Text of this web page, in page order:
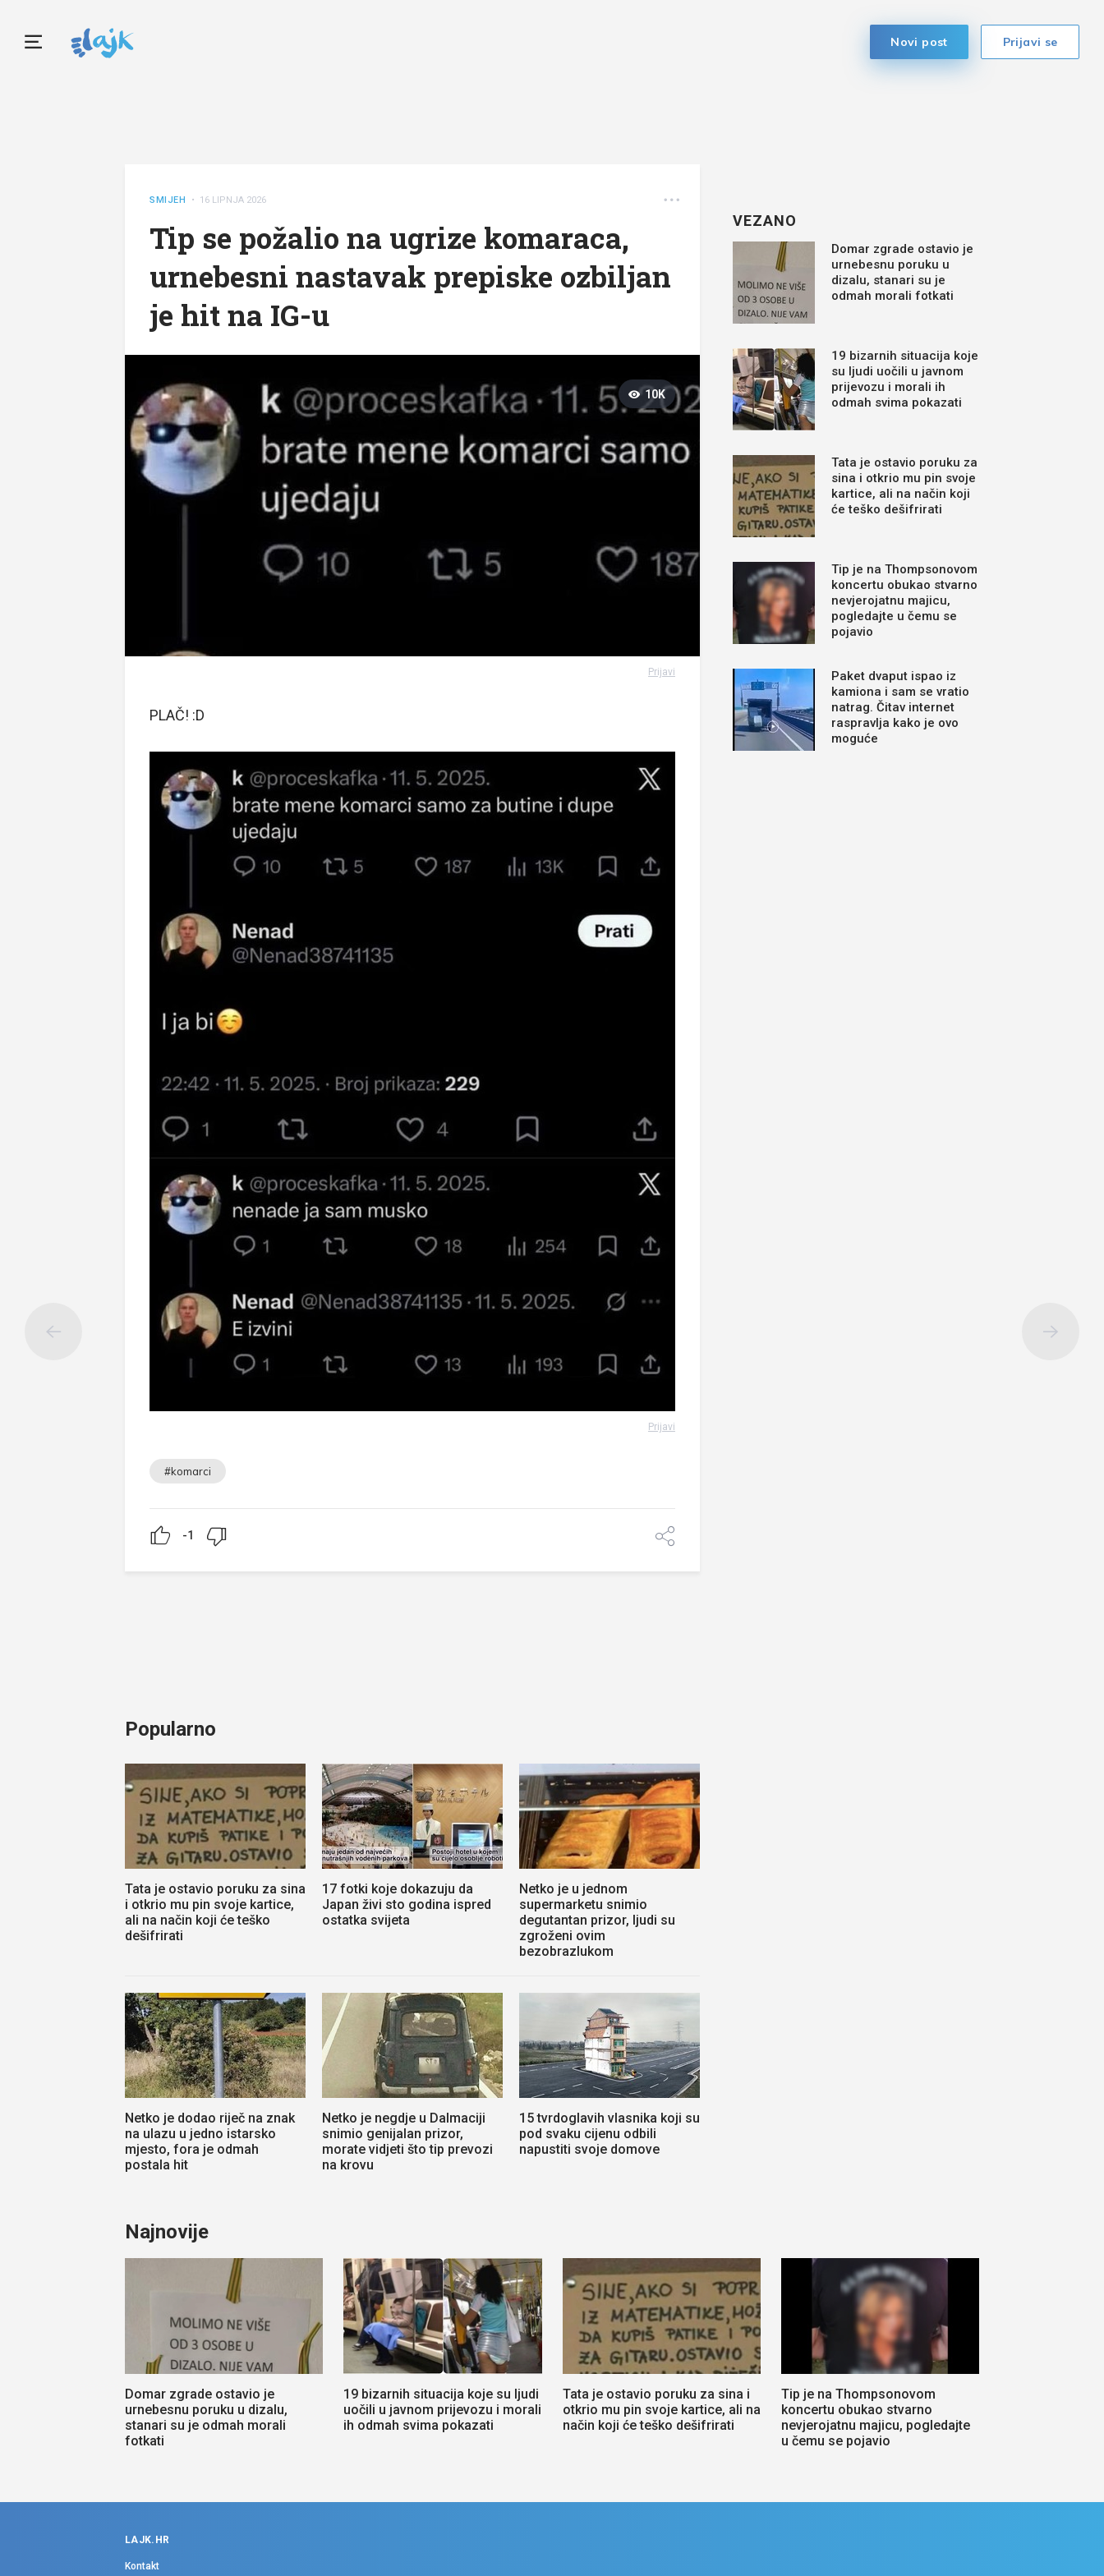
Prijavi se
Novi post
SMIJEH • 16 LIPNJA 2026
Tip se požalio na ugrize komaraca,
urnebesni nastavak prepiske ozbiljan
je hit na IG-u
10K
Prijavi
PLAČ! :D
Prijavi
#komarci
-1
VEZANO
Domar zgrade ostavio je
urnebesnu poruku u
dizalu, stanari su je
odmah morali fotkati
19 bizarnih situacija koje
su ljudi uočili u javnom
prijevozu i morali ih
odmah svima pokazati
Tata je ostavio poruku za
sina i otkrio mu pin svoje
kartice, ali na način koji
će teško dešifrirati
Tip je na Thompsonovom
koncertu obukao stvarno
nevjerojatnu majicu,
pogledajte u čemu se
pojavio
Paket dvaput ispao iz
kamiona i sam se vratio
natrag. Čitav internet
raspravlja kako je ovo
moguće
Popularno
Tata je ostavio poruku za sina
i otkrio mu pin svoje kartice,
ali na način koji će teško
dešifrirati
17 fotki koje dokazuju da
Japan živi sto godina ispred
ostatka svijeta
Netko je u jednom
supermarketu snimio
degutantan prizor, ljudi su
zgroženi ovim
bezobrazlukom
Netko je dodao riječ na znak
na ulazu u jedno istarsko
mjesto, fora je odmah
postala hit
Netko je negdje u Dalmaciji
snimio genijalan prizor,
morate vidjeti što tip prevozi
na krovu
15 tvrdoglavih vlasnika koji su
pod svaku cijenu odbili
napustiti svoje domove
Najnovije
Domar zgrade ostavio je
urnebesnu poruku u dizalu,
stanari su je odmah morali
fotkati
19 bizarnih situacija koje su ljudi
uočili u javnom prijevozu i morali
ih odmah svima pokazati
Tata je ostavio poruku za sina i
otkrio mu pin svoje kartice, ali na
način koji će teško dešifrirati
Tip je na Thompsonovom
koncertu obukao stvarno
nevjerojatnu majicu, pogledajte
u čemu se pojavio
LAJK.HR
Kontakt